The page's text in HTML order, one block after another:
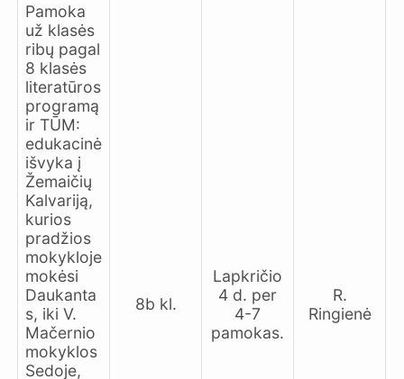
Pamoka
už klasės
ribų pagal
8 klasės
literatūros
programą
ir TŪM:
edukacinė
išvyka į
Žemaičių
Kalvariją,
kurios
pradžios
mokykloje
mokėsi
Daukanta
s, iki V.
Mačernio
mokyklos
Sedoje,
8b kl.
Lapkričio
4 d. per
4-7
pamokas.
R.
Ringienė